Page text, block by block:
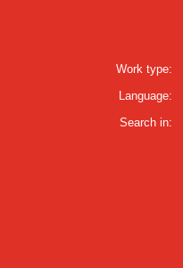
Work type:
Language:
Search in: